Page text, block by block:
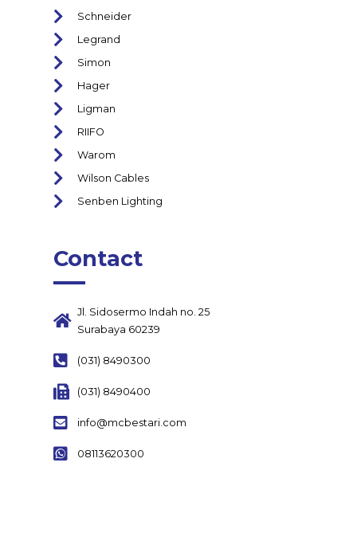
Schneider
Legrand
Simon
Hager
Ligman
RIIFO
Warom
Wilson Cables
Senben Lighting
Contact
Jl. Sidosermo Indah no. 25
Surabaya 60239
(031) 8490300
(031) 8490400
info@mcbestari.com
08113620300